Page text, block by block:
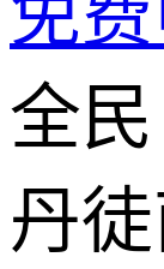
免
全
丹